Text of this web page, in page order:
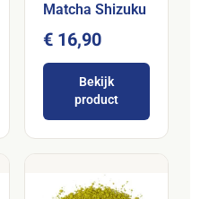
Matcha Shizuku
€ 16,90
Bekijk
product